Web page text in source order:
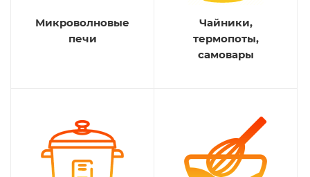
Микроволновые
печи
Чайники,
термопоты,
самовары